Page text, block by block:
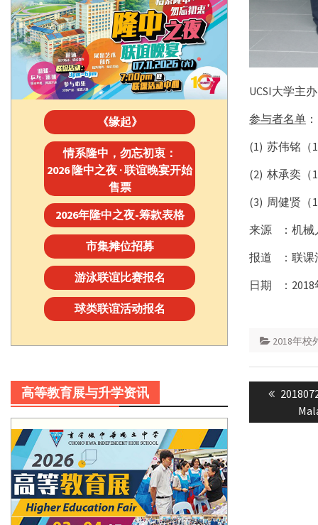
UCSI大学主
参与者名单 ：
(1) 苏伟铭（
(2) 林承奕（
(3) 周健贤（
来源 ：机械
报道 ：联课
日期
： 2018
2018年校
Post
post:
《缘起》
情系隆中，勿忘初衷：
2026 隆中之夜 · 联谊晚宴开始
售票
2026年隆中之夜-筹款表格
市集摊位招募
游泳联谊比赛报名
球类联谊活动报名
高等教育展与升学资讯